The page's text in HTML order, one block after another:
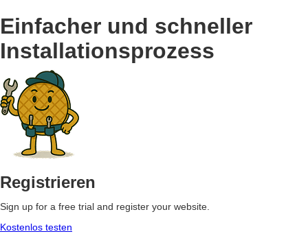
Einfacher und schneller
Installationsprozess
Registrieren
Sign up for a free trial and register your website.
Kostenlos testen